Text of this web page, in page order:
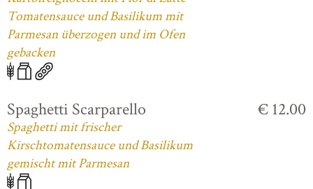
Tomatensauce und Basilikum mit
Parmesan überzogen und im Ofen
gebacken
Spaghetti Scarparello
Spaghetti mit frischer
Kirschtomatensauce und Basilikum
gemischt mit Parmesan
€ 12.00